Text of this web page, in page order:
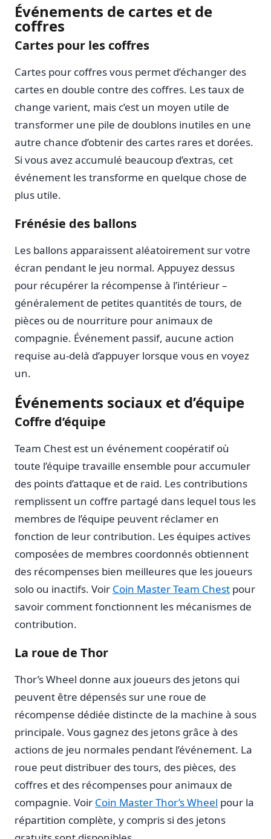
Événements de cartes et de
coffres
Cartes pour les coffres
Cartes pour coffres vous permet d’échanger des
cartes en double contre des coffres. Les taux de
change varient, mais c’est un moyen utile de
transformer une pile de doublons inutiles en une
autre chance d’obtenir des cartes rares et dorées.
Si vous avez accumulé beaucoup d’extras, cet
événement les transforme en quelque chose de
plus utile.
Frénésie des ballons
Les ballons apparaissent aléatoirement sur votre
écran pendant le jeu normal. Appuyez dessus
pour récupérer la récompense à l’intérieur –
généralement de petites quantités de tours, de
pièces ou de nourriture pour animaux de
compagnie. Événement passif, aucune action
requise au-delà d’appuyer lorsque vous en voyez
un.
Événements sociaux et d’équipe
Coffre d’équipe
Team Chest est un événement coopératif où
toute l’équipe travaille ensemble pour accumuler
des points d’attaque et de raid. Les contributions
remplissent un coffre partagé dans lequel tous les
membres de l’équipe peuvent réclamer en
fonction de leur contribution. Les équipes actives
composées de membres coordonnés obtiennent
des récompenses bien meilleures que les joueurs
solo ou inactifs. Voir Coin Master Team Chest pour
savoir comment fonctionnent les mécanismes de
contribution.
La roue de Thor
Thor’s Wheel donne aux joueurs des jetons qui
peuvent être dépensés sur une roue de
récompense dédiée distincte de la machine à sous
principale. Vous gagnez des jetons grâce à des
actions de jeu normales pendant l’événement. La
roue peut distribuer des tours, des pièces, des
coffres et des récompenses pour animaux de
compagnie. Voir Coin Master Thor’s Wheel pour la
répartition complète, y compris si des jetons